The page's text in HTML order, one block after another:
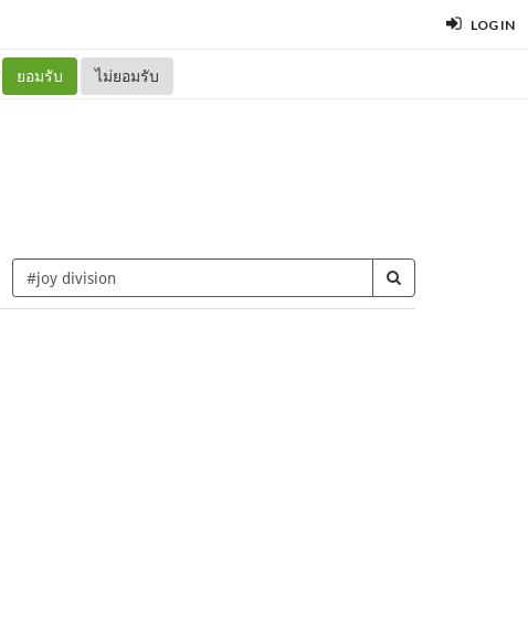
LOG IN
ยอมรับ ไม่ยอมรับ